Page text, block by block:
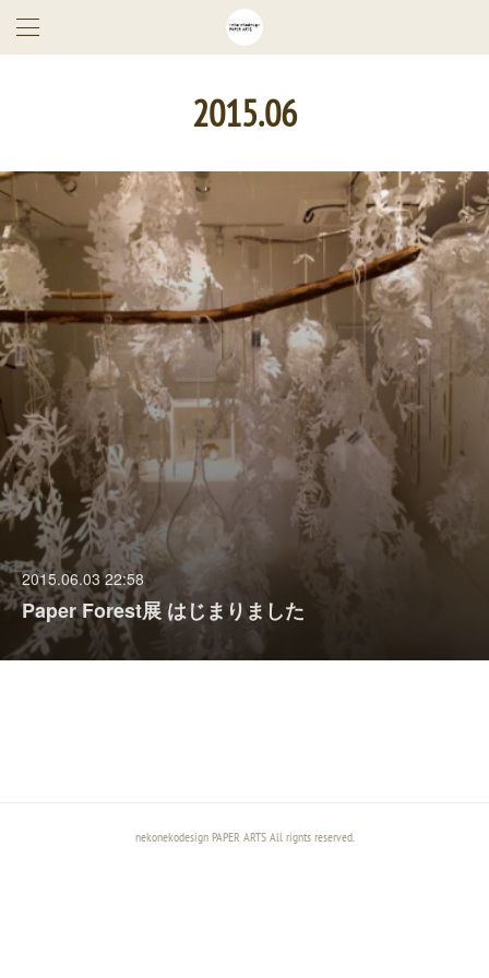
2015.06
2015.06.03 22:58
Paper Forest展 はじまりました
nekonekodesign PAPER ARTS All rignts reserved.